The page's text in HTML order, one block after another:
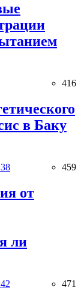
416
в Баку
459
от
ли
471